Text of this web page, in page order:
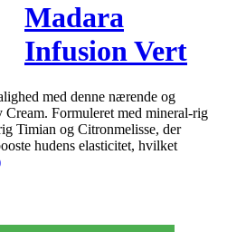
Madara
Infusion Vert
Intense
Antioxidant
Body Cream 1
med denne nærende og
Formuleret med mineral-rig
Timian og Citronmelisse, der
hudens elasticitet, hvilket